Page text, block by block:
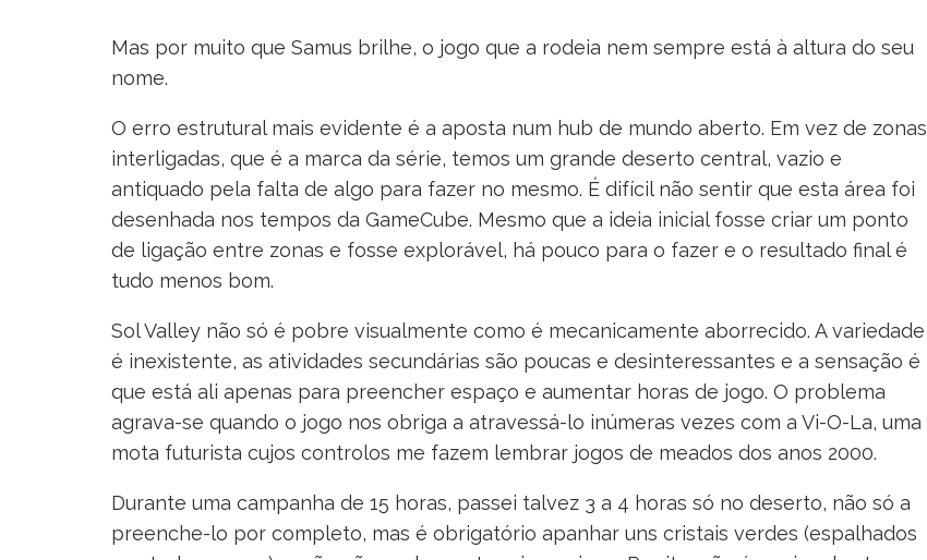
Mas por muito que Samus brilhe, o jogo que a rodeia nem sempre está à altura do seu
nome.
O erro estrutural mais evidente é a aposta num hub de mundo aberto. Em vez de zonas
interligadas, que é a marca da série, temos um grande deserto central, vazio e
antiquado pela falta de algo para fazer no mesmo. É difícil não sentir que esta área foi
desenhada nos tempos da GameCube. Mesmo que a ideia inicial fosse criar um ponto
de ligação entre zonas e fosse explorável, há pouco para o fazer e o resultado final é
tudo menos bom.
Sol Valley não só é pobre visualmente como é mecanicamente aborrecido. A variedade
é inexistente, as atividades secundárias são poucas e desinteressantes e a sensação é
que está ali apenas para preencher espaço e aumentar horas de jogo. O problema
agrava-se quando o jogo nos obriga a atravessá-lo inúmeras vezes com a Vi-O-La, uma
mota futurista cujos controlos me fazem lembrar jogos de meados dos anos 2000.
Durante uma campanha de 15 horas, passei talvez 3 a 4 horas só no deserto, não só a
preenche-lo por completo, mas é obrigatório apanhar uns cristais verdes (espalhados